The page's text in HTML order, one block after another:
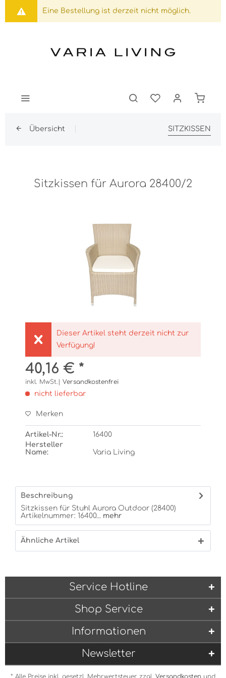
Eine Bestellung ist derzeit nicht möglich.
Übersicht SITZKISSEN
Sitzkissen für Aurora 28400/2
Dieser Artikel steht derzeit nicht zur
Verfügung!
40,16 € *
inkl. MwSt.| Versandkostenfrei
nicht lieferbar
Merken
Artikel-Nr.:
16400
Hersteller
Name:
Varia Living
Beschreibung
Sitzkissen für Stuhl Aurora Outdoor (28400)
Artikelnummer: 16400... mehr
Ähnliche Artikel
Service Hotline
Shop Service
Informationen
Newsletter
* Alle Preise inkl. gesetzl. Mehrwertsteuer zzgl. Versandkosten und